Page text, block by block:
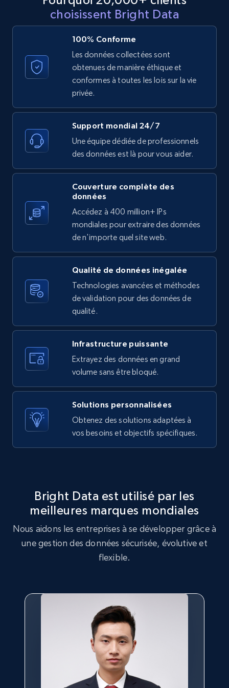
price, and more.
323+
Etsy - Collect data on products using
URL, Product id, Listing inventory id, Title, Rating,
Reviews count shop, Reviews count item, Initial
price, and more.
1.9K+ 323+ Essai gratuit
Etsy - Collects data from shop's URL
URL, Product id, Listing inventory id, Title, Rating,
price, and more.
1.9K+ 323+ Essai gratuit
Asin, URL, Name, Sponsored, Initial price, Final
price, Currency, Sold, and more.
1.6K+ 181+ Essai gratuit
1.3K+ 176+ Essai gratuit
Target - Gather data on products using
Rating, Reviews count, Initial price, Discount,
176+
Target - Discover products by category url
choisissent Bright Data
100% Conforme
Les données collectées sont
obtenues de manière éthique et
conformes à toutes les lois sur la vie
privée.
Support mondial 24/7
Une équipe dédiée de professionnels
des données est là pour vous aider.
Couverture complète des
données
Accédez à 400 million+ IPs
mondiales pour extraire des données
de n'importe quel site web.
Qualité de données inégalée
Technologies avancées et méthodes
de validation pour des données de
qualité.
Infrastructure puissante
Extrayez des données en grand
volume sans être bloqué.
Solutions personnalisées
Obtenez des solutions adaptées à
vos besoins et objectifs spécifiques.
Bright Data est utilisé par les
meilleures marques mondiales
Nous aidons les entreprises à se développer grâce à
une gestion des données sécurisée, évolutive et
flexible.